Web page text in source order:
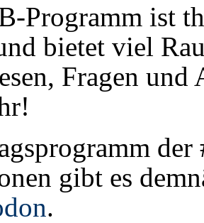
Programm ist
bietet viel
Fragen
gibt es
.